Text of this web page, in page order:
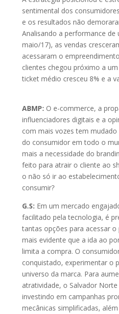
sentimental dos
e os resultados não
Analisando a performance de
maio/17), as vendas
acessaram o
clientes chegou próximo a
ticket médio cresceu 8% e a
ABMP: O e-commerce, a
influenciadores digitais e a
com mais vozes tem
do consumidor em todo o
mais a necessidade do
feito para atrair o cliente ao
o não só ir ao
consumir?
G.S: Em um mercado
facilitado pela tecnologia, é
tantas opções para acessar
mais evidente que a ida ao
limita a compra. O
conquistado, experimentar o
universo da marca. Para
atratividade, o Salvador
investindo em campanhas
mecânicas simplificadas,